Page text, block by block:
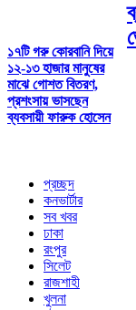
১৭টি গরু কোরবানি দিয়ে
১২-১৩ হাজার মানুষের
মাঝে গোশত বিতরণ,
প্রশংসায় ভাসছেন
ব্যবসায়ী ফারুক হোসেন
প্রচ্ছদ
কনভার্টার
সব খবর
ঢাকা
রংপুর
সিলেট
রাজশাহী
খুলনা